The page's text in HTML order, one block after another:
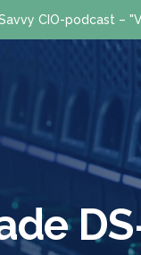
CIO-podcast –